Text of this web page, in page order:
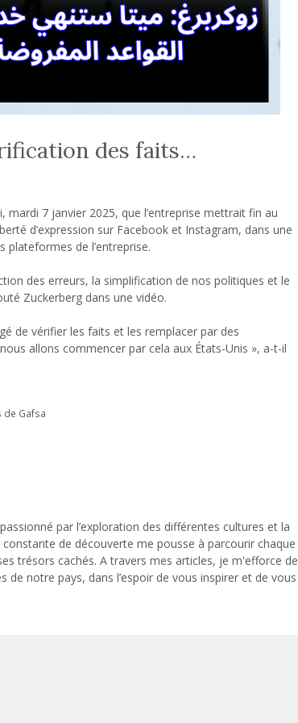
des faits…
7 janvier 2025, que l’entreprise mettrait fin au
d’expression sur Facebook et Instagram, dans une
plateformes de l’entreprise.
des erreurs, la simplification de nos politiques et le
Zuckerberg dans une vidéo.
de vérifier les faits et les remplacer par des
allons commencer par cela aux États-Unis », a-t-il
de Gafsa
par l’exploration des différentes cultures et la
de découverte me pousse à parcourir chaque
trésors cachés. A travers mes articles, je m'efforce de
notre pays, dans l’espoir de vous inspirer et de vous